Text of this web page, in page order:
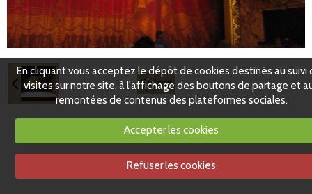
Retour
En cliquant vous acceptez le dépôt de cookies destinés au suivi
visites sur notre site, à l'affichage des boutons de partage et
remontées de contenus des plateformes sociales.
Accepter les cookies
Refuser les cookies